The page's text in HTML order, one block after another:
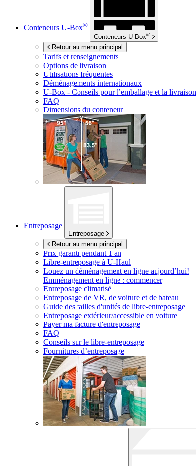
Conteneurs U-Box®
Conteneurs U-Box®
Retour au menu principal
Tarifs et renseignements
Options de livraison
Utilisations fréquentes
Déménagements internationaux
U-Box - Conseils pour l’emballage et la livraison
FAQ
Dimensions du conteneur
Entreposage
Entreposage
Retour au menu principal
Prix garanti pendant 1 an
Libre-entreposage à U-Haul
Louez un déménagement en ligne aujourd’hui!
Emménagement en ligne : commencer
Entreposage climatisé
Entreposage de VR, de voiture et de bateau
Guide des tailles d'unités de libre-entreposage
Entreposage extérieur/accessible en voiture
Payer ma facture d'entreposage
FAQ
Conseils sur le libre-entreposage
Fournitures d’entreposage